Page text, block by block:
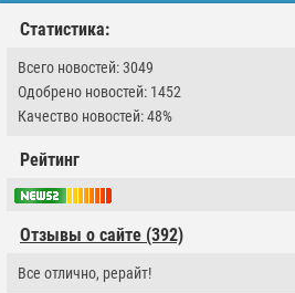
Статистика:
Всего новостей: 3049
Одобрено новостей: 1452
Качество новостей: 48%
Рейтинг
Отзывы о сайте (392)
Все отлично, рерайт!